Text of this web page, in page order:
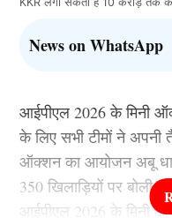
News on WhatsApp
आईपीएल 2026 के मिनी
के लिए सभी टीमों ने अपनी
ऑक्शन का आयोजन अबू
350 खिलाड़ियों पर बोली
आईपीएल 2026 के मिनी